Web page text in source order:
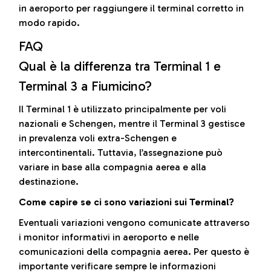
in aeroporto per raggiungere il terminal corretto in
modo rapido.
FAQ
Qual è la differenza tra Terminal 1 e
Terminal 3 a Fiumicino?
Il Terminal 1 è utilizzato principalmente per voli
nazionali e Schengen, mentre il Terminal 3 gestisce
in prevalenza voli extra-Schengen e
intercontinentali. Tuttavia, l’assegnazione può
variare in base alla compagnia aerea e alla
destinazione.
Come capire se ci sono variazioni sui Terminal?
Eventuali variazioni vengono comunicate attraverso
i monitor informativi in aeroporto e nelle
comunicazioni della compagnia aerea. Per questo è
importante verificare sempre le informazioni